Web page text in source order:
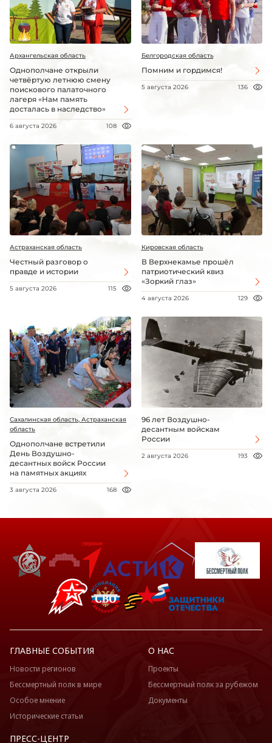
Архангельская область
Однополчане открыли
четвёртую летнюю смену
поискового палаточного
лагеря «Нам память
досталась в наследство»
6 августа 2026 108
Белгородская область
Помним и гордимся!
5 августа 2026 136
Астраханская область
Честный разговор о
правде и истории
5 августа 2026 115
Кировская область
В Верхнекамье прошёл
патриотический квиз
«Зоркий глаз»
4 августа 2026 129
Сахалинская область, Астраханская
область
Однополчане встретили
День Воздушно-
десантных войск России
на памятных акциях
3 августа 2026 168
96 лет Воздушно-
десантным войскам
России
2 августа 2026 193
ГЛАВНЫЕ СОБЫТИЯ
Новости регионов
Бессмертный полк в мире
Особое мнение
Исторические статьи
О НАС
Проекты
Бессмертный полк за рубежом
Документы
ПРЕСС-ЦЕНТР